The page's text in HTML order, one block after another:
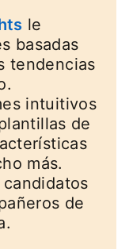
le
basadas
tendencias
intuitivos
de
más.
de